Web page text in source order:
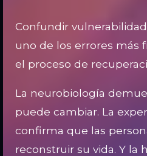
Confundir
uno de los errores más
el proceso de
La neurobiología
puede cambiar. La
confirma que las
reconstruir su vida. Y la